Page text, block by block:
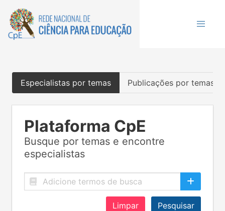
Especialistas por temas Publicações por temas
Plataforma CpE
Busque por temas e encontre
especialistas
Limpar Pesquisar